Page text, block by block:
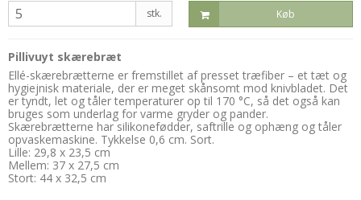
stk. Køb
Pillivuyt skærebræt
Ellé-skærebrætterne er fremstillet af presset træfiber – et tæt og
hygiejnisk materiale, der er meget skånsomt mod knivbladet. Det
er tyndt, let og tåler temperaturer op til 170 °C, så det også kan
bruges som underlag for varme gryder og pander.
Skærebrætterne har silikonefødder, saftrille og ophæng og tåler
opvaskemaskine. Tykkelse 0,6 cm. Sort.
Lille: 29,8 x 23,5 cm
Mellem: 37 x 27,5 cm
Stort: 44 x 32,5 cm